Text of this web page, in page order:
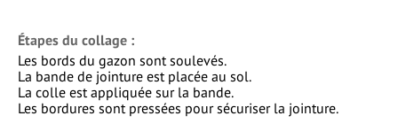
Étapes du collage :
Les bords du gazon sont soulevés.
La bande de jointure est placée au sol.
La colle est appliquée sur la bande.
Les bordures sont pressées pour sécuriser la jointure.